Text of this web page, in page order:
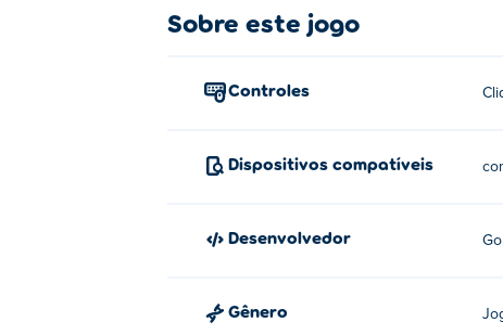
Sobre o criador:
Indonésia. Eles têm muitos outros jogos
Sobre este jogo
Controles
Dispositivos compatíveis
Desenvolvedor
Gênero